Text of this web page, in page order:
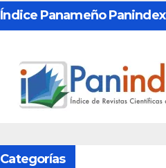
Índice Panameño Panindex
Categorías